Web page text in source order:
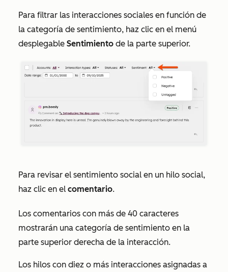
Para filtrar las interacciones sociales en función de
la categoría de sentimiento, haz clic en el menú
desplegable Sentimiento de la parte superior.
Para revisar el sentimiento social en un hilo social,
haz clic en el comentario.
Los comentarios con más de 40 caracteres
mostrarán una categoría de sentimiento en la
parte superior derecha de la interacción.
Los hilos con diez o más interacciones asignadas a